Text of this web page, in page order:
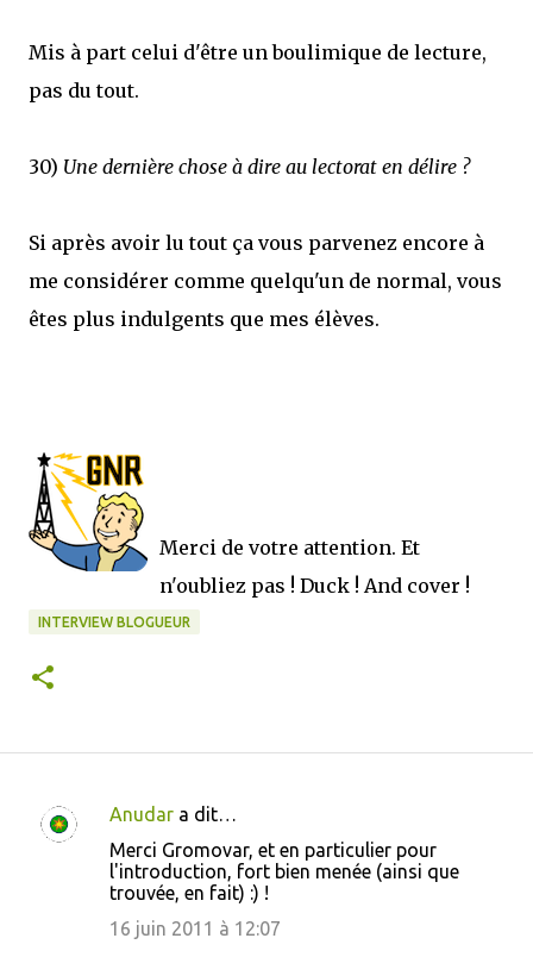
Mis à part celui d'être un boulimique de lecture,
pas du tout.
30) Une dernière chose à dire au lectorat en délire ?
Si après avoir lu tout ça vous parvenez encore à
me considérer comme quelqu'un de normal, vous
êtes plus indulgents que mes élèves.
Merci de votre attention. Et
n'oubliez pas ! Duck ! And cover !
INTERVIEW BLOGUEUR
C
Anudar a dit…
Merci Gromovar, et en particulier pour
l'introduction, fort bien menée (ainsi que
trouvée, en fait) :) !
16 juin 2011 à 12:07